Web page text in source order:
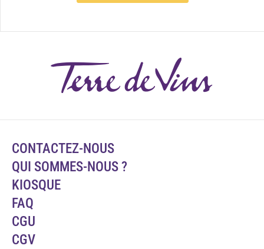
CONTACTEZ-NOUS
QUI SOMMES-NOUS ?
KIOSQUE
FAQ
CGU
CGV